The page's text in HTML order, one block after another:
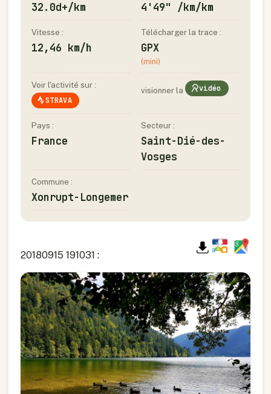
32.0d+/km 4'49" /km/km
Vitesse :
12,46 km/h
Télécharger la trace :
GPX
(mini)
Voir l'activité sur :
STRAVA
visionner la vidéo
Pays :
France
Secteur :
Saint-Dié-des-
Vosges
Commune :
Xonrupt-Longemer
20180915 191031 :